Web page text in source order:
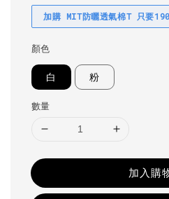
加購 MIT防曬透氣棉T 只要
顏色
白 粉
數量
加入購